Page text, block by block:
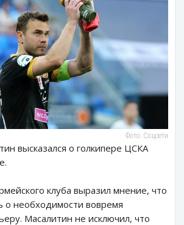
Фото: Соцсети
высказался о голкипере ЦСКА
клуба выразил мнение, что
о необходимости вовремя
Масалитин не исключил, что